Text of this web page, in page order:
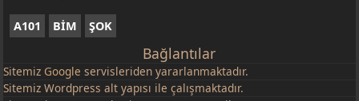
A101 BİM ŞOK
Bağlantılar
Sitemiz Google servisleriden yararlanmaktadır.
Sitemiz Wordpress alt yapısı ile çalışmaktadır.